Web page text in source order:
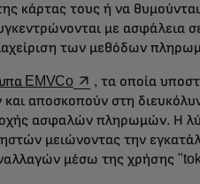
κάρτας τους ή να
με ασφάλεια
των μεθόδων
EMVCoopens in a new tab
, τα οποία
αποσκοπούν στη
ασφαλών πληρωμών. Η
μειώνοντας την
μέσω της χρήσης